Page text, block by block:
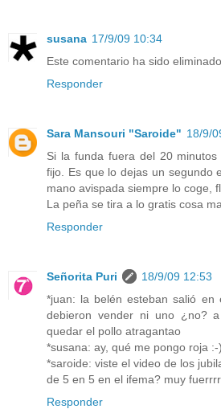
susana 17/9/09 10:34
Este comentario ha sido
Responder
Sara Mansouri "Saroide" 18/9/
Si la funda fuera del 20
fijo. Es que lo dejas un segundo
mano avispada siempre lo coge,
La peña se tira a lo gratis cosa
Responder
Señorita Puri
18/9/09 12:53
*juan: la belén esteban salió en
debieron vender ni uno ¿no?
quedar el pollo atragantao
*susana: ay, qué me pongo roja
*saroide: viste el video de los
de 5 en 5 en el ifema? muy
Responder